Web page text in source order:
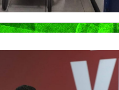
Concluye
Máster de